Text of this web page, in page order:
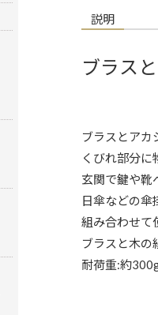
説明
ブラス
ブラスとアカ
くびれ部分に
玄関で鍵や靴
日傘などの傘
組み合わせて
ブラスと木の
耐荷重:約